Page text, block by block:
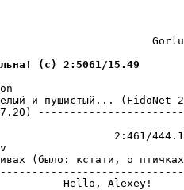
(c) 2:5061/15.49
и пушистый... (FidoNet
67.20)
130
2:461/444.13
(было:
Hello, Alexey!